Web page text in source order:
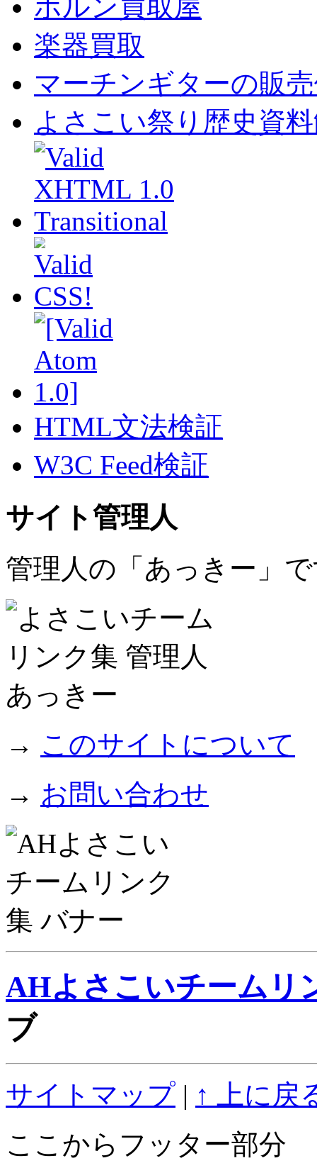
ホルン買取屋
楽器買取
マーチンギターの販
よさこい祭り歴史資
HTML文法検証
W3C Feed検証
サイト管理人
管理人の「あっきー」
→ このサイトについて
→ お問い合わせ
AHよさこいチームリ
ブ
サイトマップ | ↑ 上に戻
ここからフッター部分